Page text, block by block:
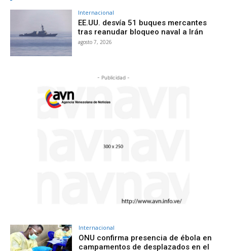
Internacional
EE.UU. desvía 51 buques mercantes
tras reanudar bloqueo naval a Irán
agosto 7, 2026
- Publicidad -
Internacional
ONU confirma presencia de ébola en
campamentos de desplazados en el